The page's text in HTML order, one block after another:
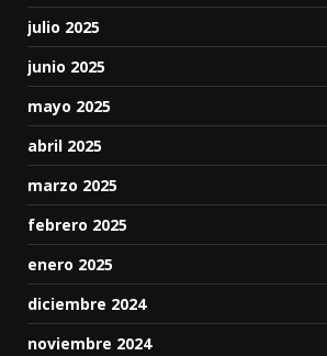
julio 2025
junio 2025
mayo 2025
abril 2025
marzo 2025
febrero 2025
enero 2025
diciembre 2024
noviembre 2024